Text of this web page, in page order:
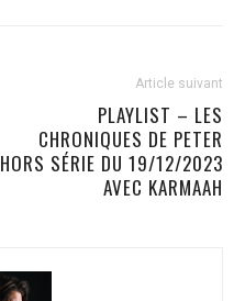
Article suivant
PLAYLIST – LES
CHRONIQUES DE PETER
HORS SÉRIE DU 19/12/2023
AVEC KARMAAH